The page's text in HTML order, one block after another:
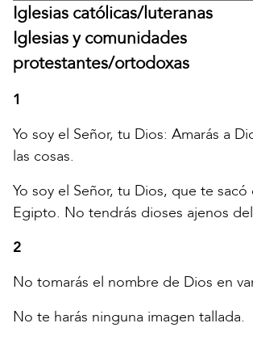
Iglesias católicas/luteranas
Iglesias y comunidades
protestantes/ortodoxas
1
Yo soy el Señor, tu Dios: Amarás a
las cosas.
Yo soy el Señor, tu Dios, que te
Egipto. No tendrás dioses ajenos
2
No tomarás el nombre de Dios en
No te harás ninguna imagen tallada.